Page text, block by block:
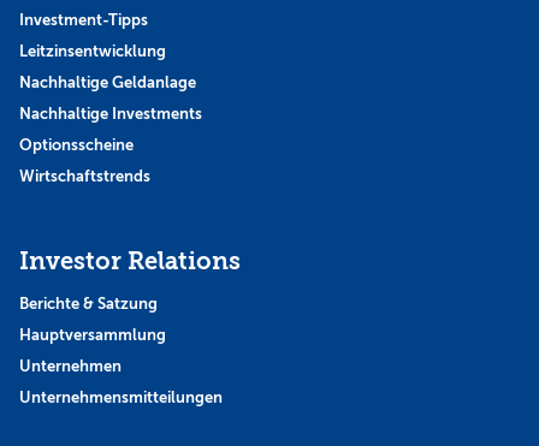
Investment-Tipps
Leitzinsentwicklung
Nachhaltige Geldanlage
Nachhaltige Investments
Optionsscheine
Wirtschaftstrends
Investor Relations
Berichte & Satzung
Hauptversammlung
Unternehmen
Unternehmensmitteilungen